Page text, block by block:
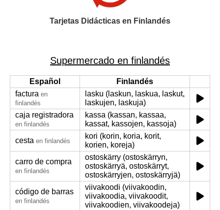
Tarjetas Didácticas en Finlandés
Supermercado en finlandés
Español
Finlandés
factura en
finlandés
lasku (laskun, laskua, laskut,
laskujen, laskuja)
caja registradora
en finlandés
kassa (kassan, kassaa,
kassat, kassojen, kassoja)
cesta en finlandés
kori (korin, koria, korit,
korien, koreja)
carro de compra
en finlandés
ostoskärry (ostoskärryn,
ostoskärryä, ostoskärryt,
ostoskärryjen, ostoskärryjä)
código de barras
en finlandés
viivakoodi (viivakoodin,
viivakoodia, viivakoodit,
viivakoodien, viivakoodeja)